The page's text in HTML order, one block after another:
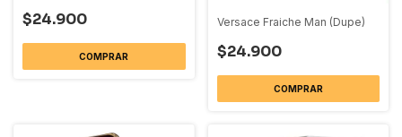
$24.900
COMPRAR
Versace Fraiche Man (Dupe)
$24.900
COMPRAR